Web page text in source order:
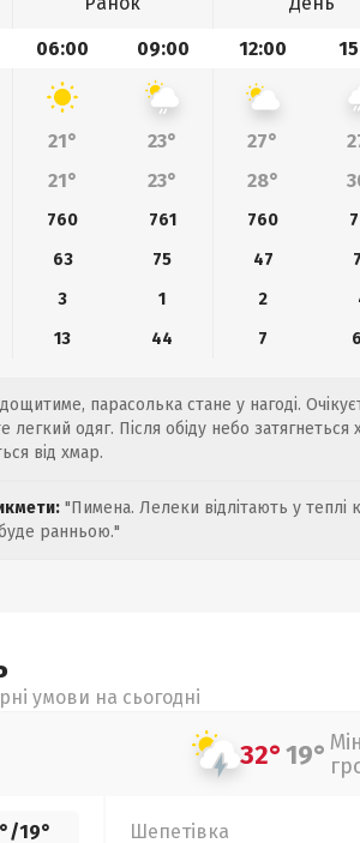
06:00 09:00 12:00
21° 23° 27°
21° 23° 28°
760 761 760
63 75 47
3 1 2
13 44 7
парасолька стане у нагоді.
легкий одяг. Після обіду небо
від хмар.
"Пимена. Лелеки відлітають у теплі
ранньою."
умови на сьогодні
32°19°
/19° Шепетівка